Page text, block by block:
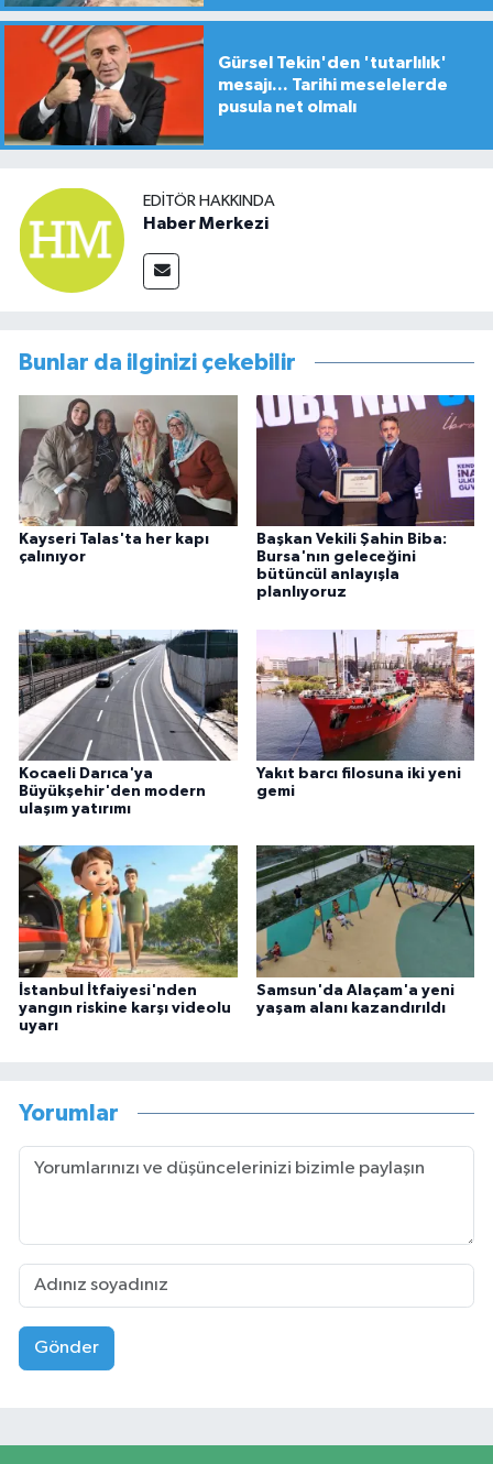
Gürsel Tekin'den 'tutarlılık'
mesajı... Tarihi meselelerde
pusula net olmalı
EDITÖR HAKKINDA
Haber Merkezi
Bunlar da ilginizi çekebilir
Kayseri Talas'ta her kapı
çalınıyor
Başkan Vekili Şahin Biba:
Bursa'nın geleceğini
bütüncül anlayışla
planlıyoruz
Kocaeli Darıca'ya
Büyükşehir'den modern
ulaşım yatırımı
Yakıt barcı filosuna iki yeni
gemi
İstanbul İtfaiyesi'nden
yangın riskine karşı videolu
uyarı
Samsun'da Alaçam'a yeni
yaşam alanı kazandırıldı
Yorumlar
Gönder